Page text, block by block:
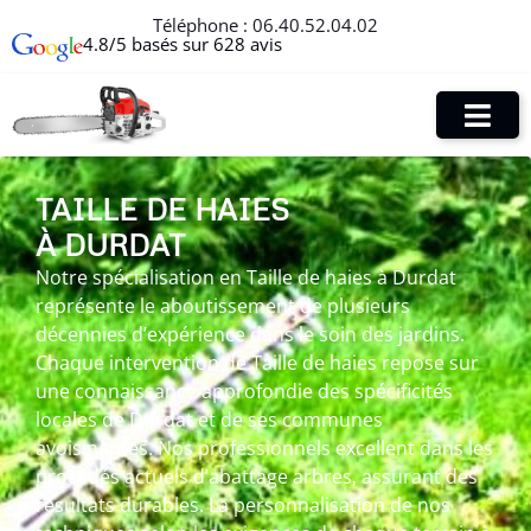
Téléphone : 06.40.52.04.02
4.8/5 basés sur 628 avis
TAILLE DE HAIES
À DURDAT
Notre spécialisation en Taille de haies à Durdat
représente le aboutissement de plusieurs
décennies d’expérience dans le soin des jardins.
Chaque intervention de Taille de haies repose sur
une connaissance approfondie des spécificités
locales de Durdat et de ses communes
avoisinantes. Nos professionnels excellent dans les
procédés actuels d’abattage arbres, assurant des
résultats durables. La personnalisation de nos